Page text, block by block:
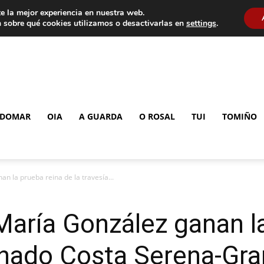
OIA A GUARDA O ROSAL TUI TOMIÑO
la prueba reina de la travesía...
González ganan
Costa Serena-
la mejor experiencia en nuestra web.
qué cookies utilizamos o desactivarlas en settings.